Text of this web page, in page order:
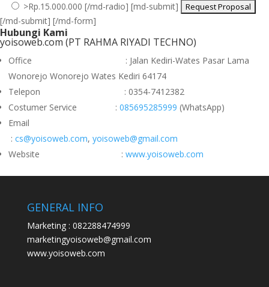
>Rp.15.000.000 [/md-radio] [md-submit]
[/md-submit] [/md-form]
Hubungi Kami
yoisoweb.com (PT RAHMA RIYADI TECHNO)
Office : Jalan Kediri-Wates Pasar Lama
Wonorejo Wonorejo Wates Kediri 64174
Telepon : 0354-7412382
Costumer Service : 085695285999 (WhatsApp)
Email
: cs@yoisoweb.com, yoisoweb@gmail.com
Website : www.yoisoweb.com
GENERAL INFO
Marketing : 082288474999
marketingyoisoweb@gmail.com
www.yoisoweb.com